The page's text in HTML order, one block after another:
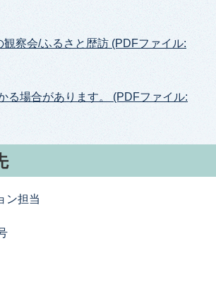
察会/ふるさと歴訪 (PDFファイル:
る場合があります。 (PDFファイル:
ン担当